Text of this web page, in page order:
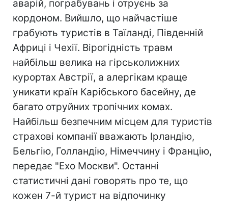
аварій, пограбувань і отруєнь за
кордоном. Вийшло, що найчастіше
грабують туристів в Таїланді, Південній
Африці і Чехії. Вірогідність травм
найбільш велика на гірськолижних
курортах Австрії, а алергікам краще
уникати країн Карібського басейну, де
багато отруйних тропічних комах.
Найбільш безпечним місцем для туристів
страхові компанії вважають Ірландію,
Бельгію, Голландію, Німеччину і Францію,
передає "Ехо Москви". Останні
статистичні дані говорять про те, що
кожен 7-й турист на відпочинку